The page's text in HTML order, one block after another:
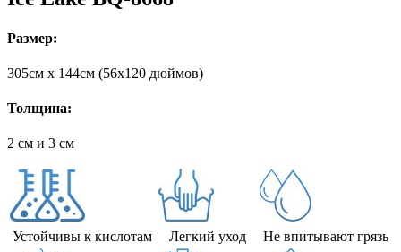
Размер:
305cм x 144cм (56х120 дюймов)
Толщина:
2 см и 3 см
Устойчивы к кислотам Легкий уход Не впитывают грязь